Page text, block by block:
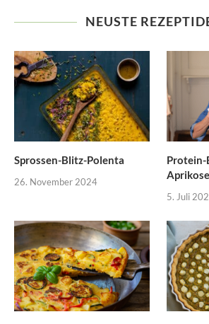
NEUSTE
Sprossen-Blitz-Polenta
26. November 2024
5. Juli